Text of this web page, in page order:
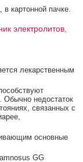
картонной пачке.
электролитов,
лекарственным
Обычно недостаток
связанных с
основные
GG